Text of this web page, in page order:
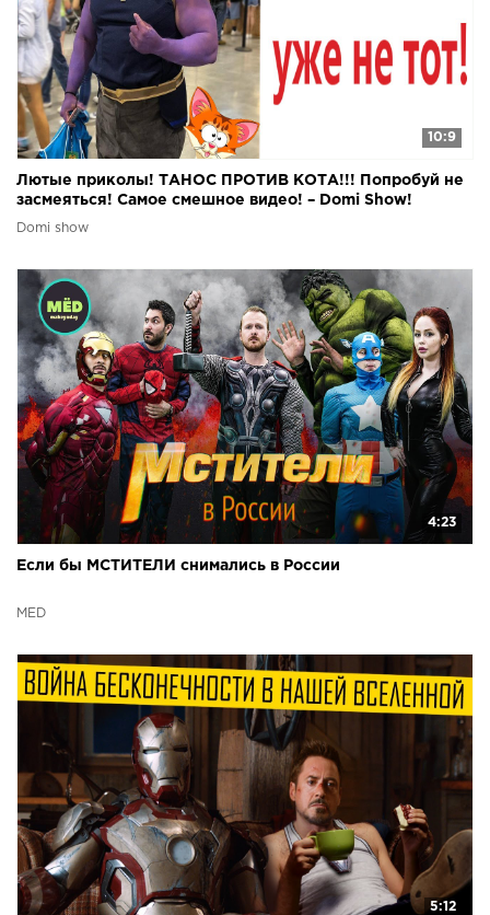
10:9
Лютые приколы! ТАНОС ПРОТИВ КОТА!!! Попробуй не
засмеяться! Самое смешное видео! – Domi Show!
Domi show
4:23
Если бы МСТИТЕЛИ снимались в России
МЁD
5:12